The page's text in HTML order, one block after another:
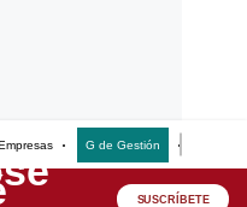
G de Gestión
SUSCRÍBETE